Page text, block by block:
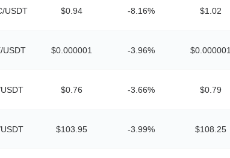
USDT $0.94 -8.16% $1.02
USDT $0.000001 -3.96% $0.000001
$0.76 -3.66% $0.79
$103.95 -3.99% $108.25